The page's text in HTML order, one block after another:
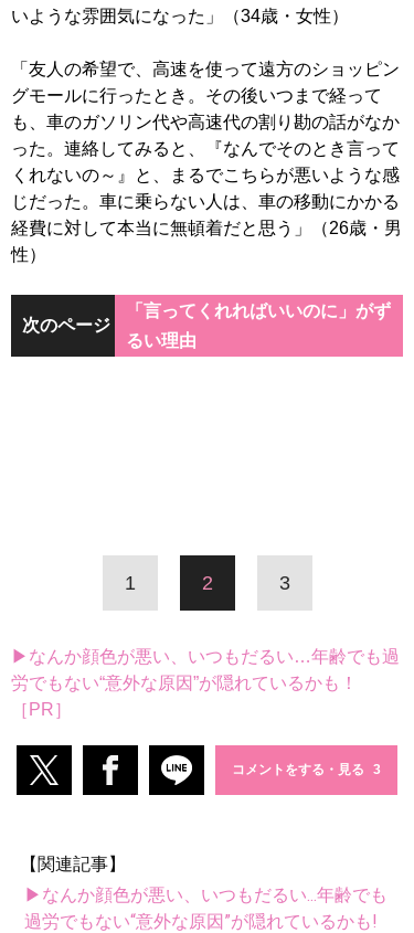
いような雰囲気になった」（34歳・女性）
「友人の希望で、高速を使って遠方のショッピン
グモールに行ったとき。その後いつまで経って
も、車のガソリン代や高速代の割り勘の話がなか
った。連絡してみると、『なんでそのとき言って
くれないの～』と、まるでこちらが悪いような感
じだった。車に乗らない人は、車の移動にかかる
経費に対して本当に無頓着だと思う」（26歳・男
性）
次のページ
「言ってくれればいいのに」がず
るい理由
1 2 3
▶なんか顔色が悪い、いつもだるい…年齢でも過
労でもない“意外な原因”が隠れているかも！
［PR］
コメントをする・見る
【関連記事】
▶なんか顔色が悪い、いつもだるい...年齢でも
過労でもない“意外な原因”が隠れているかも!